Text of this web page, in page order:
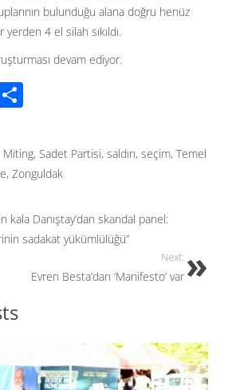
bulunduğu alana doğru henüz
4 el silah sıkıldı.
devam ediyor.
ar
e
Miting, Sadet Partisi, saldırı, seçim, Temel
, Zonguldak
kala Danıştay’dan skandal panel:
sadakat yükümlülüğü”
Next:
Evren Besta’dan ‘Manifesto’ var